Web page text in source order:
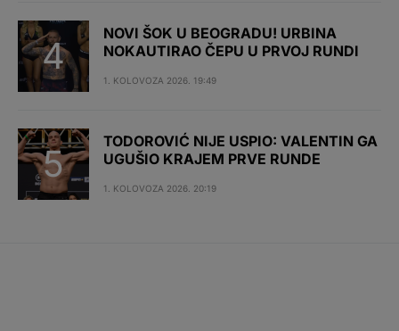
NOVI ŠOK U BEOGRADU! URBINA
NOKAUTIRAO ČEPU U PRVOJ RUNDI
1. KOLOVOZA 2026. 19:49
TODOROVIĆ NIJE USPIO: VALENTIN GA
UGUŠIO KRAJEM PRVE RUNDE
1. KOLOVOZA 2026. 20:19